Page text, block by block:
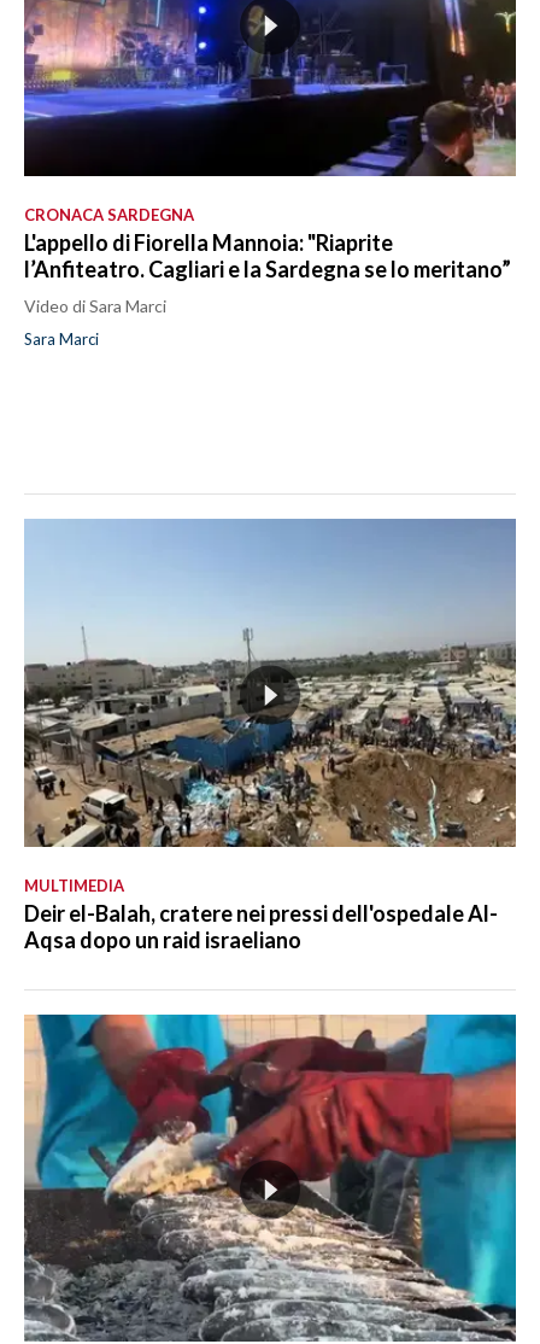
CRONACA SARDEGNA
L'appello di Fiorella Mannoia: "Riaprite
l’Anfiteatro. Cagliari e la Sardegna se lo meritano”
Video di Sara Marci
Sara Marci
MULTIMEDIA
Deir el-Balah, cratere nei pressi dell'ospedale Al-
Aqsa dopo un raid israeliano